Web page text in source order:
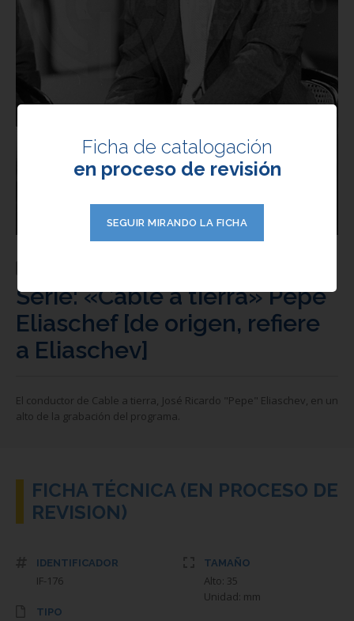
Serie: «Cable a tierra» Pepe
Eliaschef [de origen, refiere
a Eliaschev]
El conductor de Cable a tierra, José Ricardo "Pepe" Eliaschev, en un
alto de la grabación del programa.
FICHA TÉCNICA (EN PROCESO DE
REVISION)
IDENTIFICADOR
IF-176
TIPO
TAMAÑO
Alto: 35
Unidad: mm
Ficha de catalogación
en proceso de revisión
SEGUIR MIRANDO LA FICHA